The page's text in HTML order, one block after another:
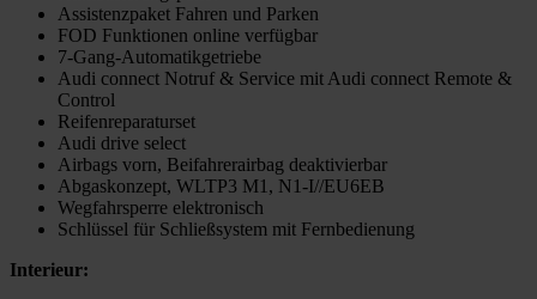
Assistenzpaket Fahren und Parken
FOD Funktionen online verfügbar
7-Gang-Automatikgetriebe
Audi connect Notruf & Service mit Audi connect Remote &
Control
Reifenreparaturset
Audi drive select
Airbags vorn, Beifahrerairbag deaktivierbar
Abgaskonzept, WLTP3 M1, N1-I//EU6EB
Wegfahrsperre elektronisch
Schlüssel für Schließsystem mit Fernbedienung
Interieur: